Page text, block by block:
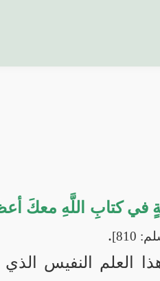
في كتابِ اللَّهِ معكَ
.
العلم النفيس الذي